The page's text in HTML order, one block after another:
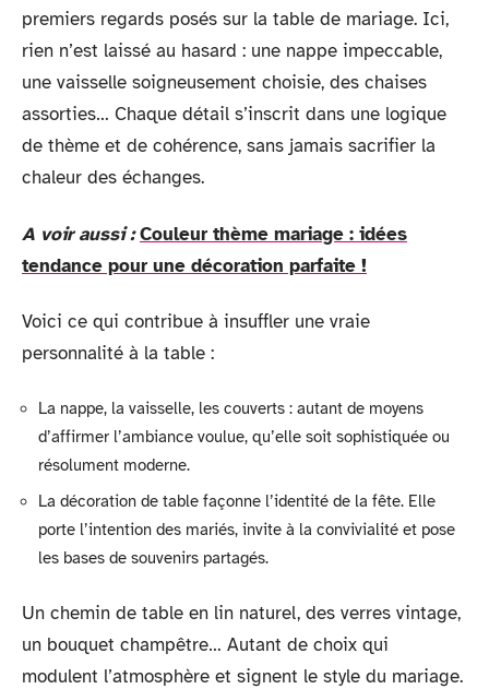
premiers regards posés sur la table de mariage. Ici,
rien n’est laissé au hasard : une nappe impeccable,
une vaisselle soigneusement choisie, des chaises
assorties… Chaque détail s’inscrit dans une logique
de thème et de cohérence, sans jamais sacrifier la
chaleur des échanges.
A voir aussi : Couleur thème mariage : idées
tendance pour une décoration parfaite !
Voici ce qui contribue à insuffler une vraie
personnalité à la table :
La nappe, la vaisselle, les couverts : autant de moyens
d’affirmer l’ambiance voulue, qu’elle soit sophistiquée ou
résolument moderne.
La décoration de table façonne l’identité de la fête. Elle
porte l’intention des mariés, invite à la convivialité et pose
les bases de souvenirs partagés.
Un chemin de table en lin naturel, des verres vintage,
un bouquet champêtre… Autant de choix qui
modulent l’atmosphère et signent le style du mariage.